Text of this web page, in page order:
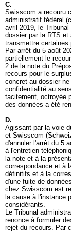
C.
Swisscom a recouru
administratif fédéral
avril 2019, le
dossier par la RTS
transmettre certaines
Par arrêt du 5 août
partiellement le
2 de la note du
recours pour le
concret au dossier
confidentialité au
tacitement, octroyée
des données a été
D.
Agissant par la voie
et Swisscom
d'annuler l'arrêt du 5
à l'entretien
la note et à la
correspondance et à
définitifs et à la
d'une fuite de
chez Swisscom est
la cause à l'instance
considérants.
Le Tribunal
renonce à formuler
rejet du recours. Par